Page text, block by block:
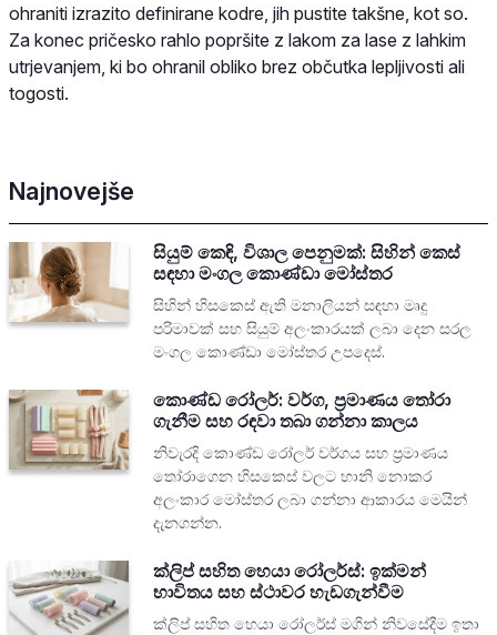
ohraniti izrazito definirane kodre, jih pustite takšne, kot so.
Za konec pričesko rahlo popršite z lakom za lase z lahkim
utrjevanjem, ki bo ohranil obliko brez občutka lepljivosti ali
togosti.
Najnovejše
සියුම් කෙඳි, විශාල පෙනුමක්: සිහින් කෙස්
සඳහා මංගල කොණ්ඩා මෝස්තර
සිහින් හිසකෙස් ඇති මනාලියන් සඳහා මෘදු
පරිමාවක් සහ සියුම් අලංකාරයක් ලබා දෙන සරල
මංගල කොණ්ඩා මෝස්තර උපදෙස්.
කොණ්ඩ රෝලර්: වර්ග, ප්‍රමාණය තෝරා
ගැනීම සහ රඳවා තබා ගන්නා කාලය
නිවැරදි කොණ්ඩ රෝලර් වර්ගය සහ ප්‍රමාණය
තෝරාගෙන හිසකෙස් වලට හානි නොකර
අලංකාර මෝස්තර ලබා ගන්නා ආකාරය මෙයින්
දැනගන්න.
ක්ලිප් සහිත හෙයා රෝලර්ස්: ඉක්මන්
භාවිතය සහ ස්ථාවර හැඩගැන්වීම
ක්ලිප් සහිත හෙයා රෝලර්ස් මගින් නිවසේදීම ඉතා